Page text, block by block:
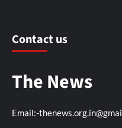
Contact us
The News
Email:-